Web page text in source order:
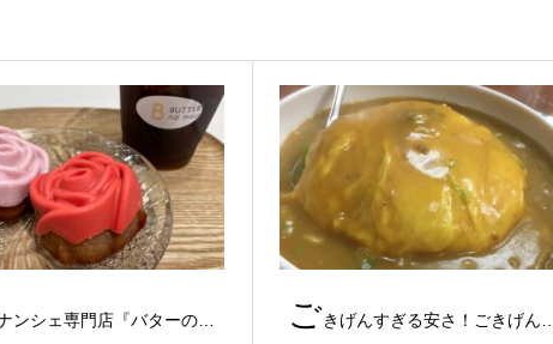
ンシェ専門店『バターの… ごきげんすぎる安さ！ごきげん